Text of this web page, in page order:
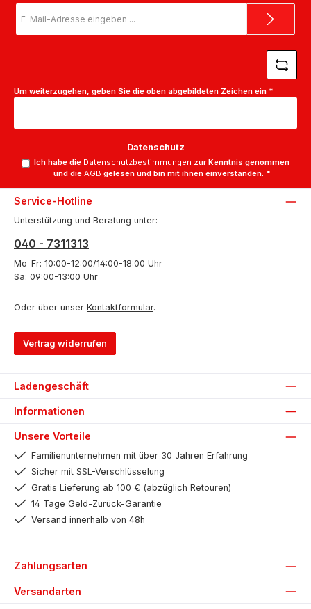
Mail-
Adresse
Um weiterzugehen, geben Sie die oben abgebildeten Zeichen ein *
Datenschutz
Ich habe die Datenschutzbestimmungen zur Kenntnis genommen
und dieAGB gelesen und bin mit ihnen einverstanden. *
Service-Hotline
Unterstützung und Beratung unter:
040 - 7311313
Mo-Fr: 10:00-12:00/14:00-18:00 Uhr
Sa: 09:00-13:00 Uhr
Oder über unser Kontaktformular.
Vertrag widerrufen
Ladengeschäft
Informationen
Unsere Vorteile
Familienunternehmen mit über 30 Jahren Erfahrung
Sicher mit SSL-Verschlüsselung
Gratis Lieferung ab 100 € (abzüglich Retouren)
14 Tage Geld-Zurück-Garantie
Versand innerhalb von 48h
Zahlungsarten
Versandarten